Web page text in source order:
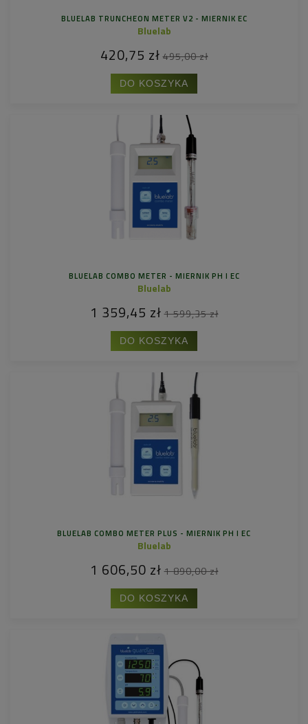
BLUELAB TRUNCHEON METER V2 - MIERNIK EC
Bluelab
420,75 zł 495,00 zł
DO KOSZYKA
BLUELAB COMBO METER - MIERNIK PH I EC
Bluelab
1 359,45 zł 1 599,35 zł
DO KOSZYKA
BLUELAB COMBO METER PLUS - MIERNIK PH I EC
Bluelab
1 606,50 zł 1 890,00 zł
DO KOSZYKA